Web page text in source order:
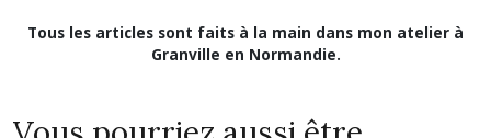
Tous les articles sont faits à la main dans mon atelier à
Granville en Normandie.